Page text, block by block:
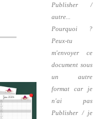
Publisher /
autre...
Pourquoi ?
Peux-tu
m'envoyer ce
document sous
un autre
format car je
n'ai pas
Publisher / je